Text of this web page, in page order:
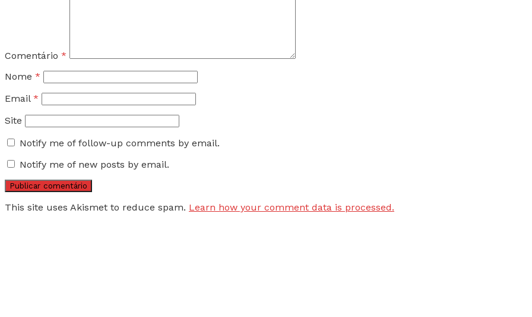
Comentário *
Nome *
Email *
Site
Notify me of follow-up comments by email.
Notify me of new posts by email.
This site uses Akismet to reduce spam. Learn how your comment data is processed.